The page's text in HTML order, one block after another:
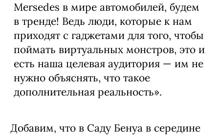
Mersedes в мире автомобилей, будем
в тренде! Ведь люди, которые к нам
приходят с гаджетами для того, чтобы
поймать виртуальных монстров, это и
есть наша целевая аудитория — им не
нужно объяснять, что такое
дополнительная реальность».
Добавим, что в Саду Бенуа в середине